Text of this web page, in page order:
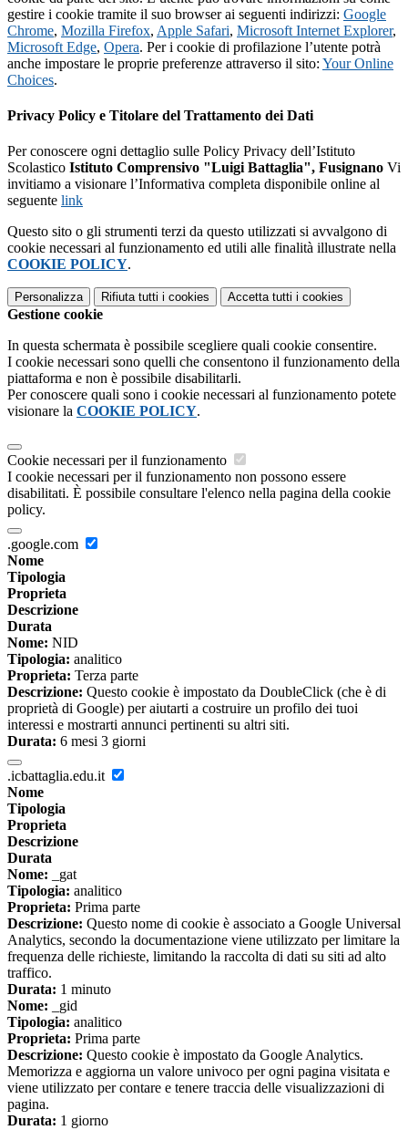
gestire i cookie tramite il suo browser ai seguenti indirizzi: Google
Chrome, Mozilla Firefox, Apple Safari, Microsoft Internet Explorer,
Microsoft Edge, Opera. Per i cookie di profilazione l’utente potrà
anche impostare le proprie preferenze attraverso il sito: Your Online
Choices.
Privacy Policy e Titolare del Trattamento dei Dati
Per conoscere ogni dettaglio sulle Policy Privacy dell’Istituto
Scolastico Istituto Comprensivo "Luigi Battaglia", Fusignano Vi
invitiamo a visionare l’Informativa completa disponibile online al
seguente link
Questo sito o gli strumenti terzi da questo utilizzati si avvalgono di
cookie necessari al funzionamento ed utili alle finalità illustrate nella
COOKIE POLICY.
Personalizza Rifiuta tutti i cookies Accetta tutti i cookies
Gestione cookie
In questa schermata è possibile scegliere quali cookie consentire.
I cookie necessari sono quelli che consentono il funzionamento della
piattaforma e non è possibile disabilitarli.
Per conoscere quali sono i cookie necessari al funzionamento potete
visionare la COOKIE POLICY.
Cookie necessari per il funzionamento
I cookie necessari per il funzionamento non possono essere
disabilitati. È possibile consultare l'elenco nella pagina della cookie
policy.
.google.com
Nome
Tipologia
Proprieta
Descrizione
Durata
Nome: NID
Tipologia: analitico
Proprieta: Terza parte
Descrizione: Questo cookie è impostato da DoubleClick (che è di
proprietà di Google) per aiutarti a costruire un profilo dei tuoi
interessi e mostrarti annunci pertinenti su altri siti.
Durata: 6 mesi 3 giorni
.icbattaglia.edu.it
Nome
Tipologia
Proprieta
Descrizione
Durata
Nome: _gat
Tipologia: analitico
Proprieta: Prima parte
Descrizione: Questo nome di cookie è associato a Google Universal
Analytics, secondo la documentazione viene utilizzato per limitare la
frequenza delle richieste, limitando la raccolta di dati su siti ad alto
traffico.
Durata: 1 minuto
Nome: _gid
Tipologia: analitico
Proprieta: Prima parte
Descrizione: Questo cookie è impostato da Google Analytics.
Memorizza e aggiorna un valore univoco per ogni pagina visitata e
viene utilizzato per contare e tenere traccia delle visualizzazioni di
pagina.
Durata: 1 giorno